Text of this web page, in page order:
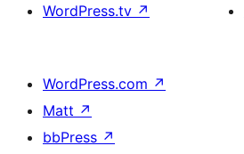
WordPress.tv ↗
WordPress.com ↗
Matt ↗
bbPress ↗